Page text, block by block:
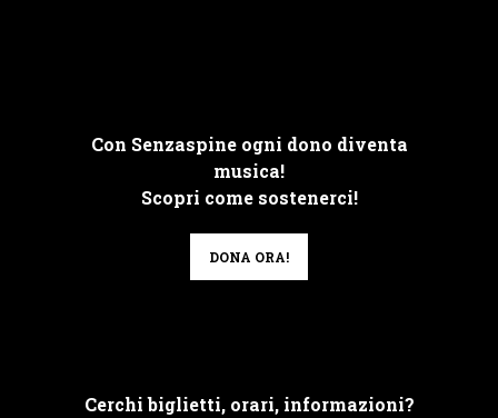
Con Senzaspine ogni dono diventa
musica!
Scopri come sostenerci!
DONA ORA!
Cerchi biglietti, orari, informazioni?